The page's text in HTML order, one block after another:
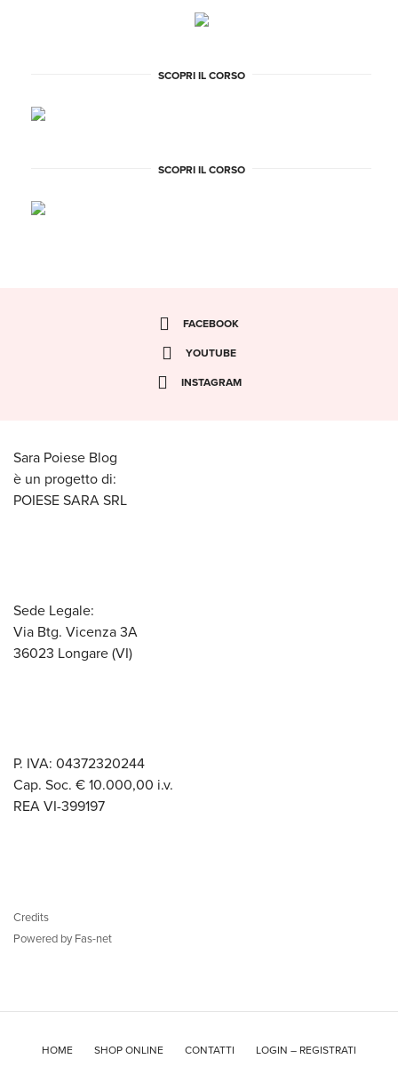
SCOPRI IL CORSO
SCOPRI IL CORSO
FACEBOOK
YOUTUBE
INSTAGRAM
Sara Poiese Blog
è un progetto di:
POIESE SARA SRL
Sede Legale:
Via Btg. Vicenza 3A
36023 Longare (VI)
P. IVA: 04372320244
Cap. Soc. € 10.000,00 i.v.
REA VI-399197
Credits
Powered by Fas-net
HOME SHOP ONLINE CONTATTI LOGIN – REGISTRATI